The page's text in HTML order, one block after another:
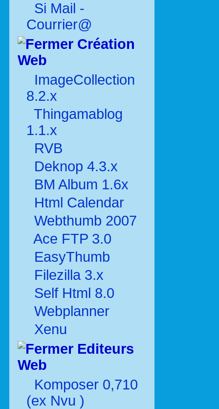
Si Mail -
Courrier@
Création
Web
ImageCollection
8.2.x
Thingamablog
1.1.x
RVB
Deknop 4.3.x
BM Album 1.6x
Html Calendar
Webthumb 2007
Ace FTP 3.0
EasyThumb
Filezilla 3.x
Self Html 8.0
Webplanner
Xenu
Editeurs
Web
Komposer 0,710
(ex Nvu )